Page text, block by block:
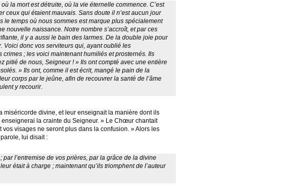
la mort est détruite, où la vie éternelle commence. C’est
ceux qui étaient mauvais. Sans doute il n’est aucun jour
temps où nous sommes est marque plus spécialement
nouvelle naissance. Notre nombre s’accroît, et par ces
il y a aussi le bain des larmes. De la double joie pour
Voici donc vos serviteurs qui, ayant oublié les
; les voici maintenant humiliés et prosternés. Ils
pitié de nous, Seigneur ! » Ils ont compté avec une entière
» Ils ont, comme il est écrit, mangé le pain de la
corps par le jeûne, afin de recouvrer la santé de l’âme
y recourir.
miséricorde divine, et leur enseignait la manière dont ils
la crainte du Seigneur. » Le Chœur chantait
visages ne seront plus dans la confusion. » Alors les
lui disait :
l’entremise de vos prières, par la grâce de la divine
était à charge ; maintenant qu’ils triomphent de l’auteur